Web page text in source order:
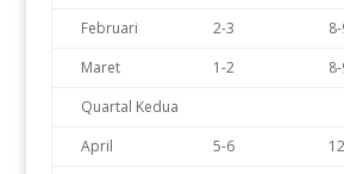
Februari
2-3
Maret
1-2
Quartal Kedua
April
5-6